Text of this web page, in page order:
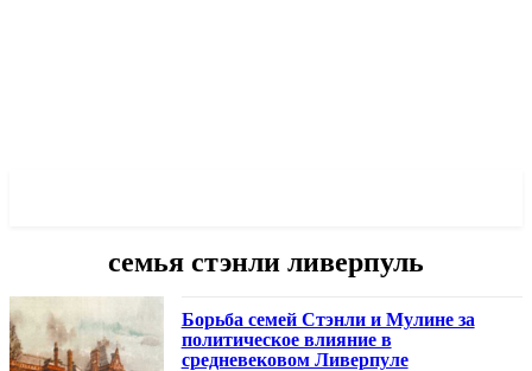
семья стэнли ливерпуль
Борьба семей Стэнли и Мулине за
политическое влияние в
средневековом Ливерпуле